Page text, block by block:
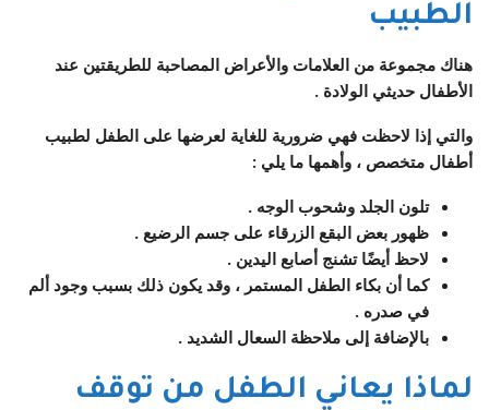
الطبيب
هناك مجموعة من العلامات والأعراض المصاحبة للطريقتين عند
الأطفال حديثي الولادة .
والتي إذا لاحظت فهي ضرورية للغاية لعرضها على الطفل لطبيب
أطفال متخصص ، وأهمها ما يلي :
تلون الجلد وشحوب الوجه .
ظهور بعض البقع الزرقاء على جسم الرضيع .
لاحظ أيضًا تشنج أصابع اليدين .
كما أن بكاء الطفل المستمر ، وقد يكون ذلك بسبب وجود ألم
في صدره .
بالإضافة إلى ملاحظة السعال الشديد .
لماذا يعاني الطفل من توقف